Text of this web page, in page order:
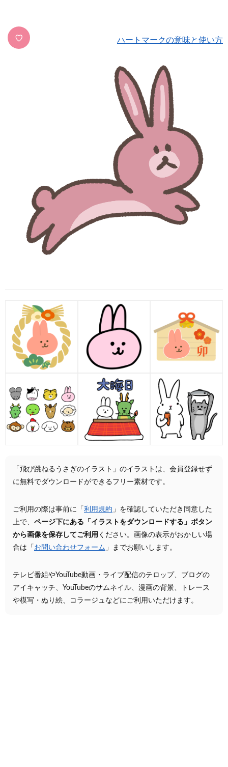
♡ ハートマークの意味と使い方
「飛び跳ねるうさぎのイラスト」のイラストは、会員登録せず
に無料でダウンロードができるフリー素材です。
ご利用の際は事前に「 利用規約 」を確認していただき同意した
上で、 ページ下にある「イラストをダウンロードする」ボタン
から画像を保存してご利用 ください。画像の表示がおかしい場
合は「 お問い合わせフォーム 」までお願いします。
テレビ番組やYouTube動画・ライブ配信のテロップ、ブログの
アイキャッチ、YouTubeのサムネイル、漫画の背景、トレース
や模写・ぬり絵、コラージュなどにご利用いただけます。